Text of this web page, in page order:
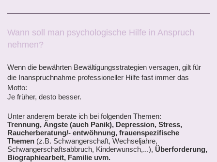
Wann soll man psychologische Hilfe in Anspruch
nehmen?
Wenn die bewährten Bewältigungsstrategien versagen, gilt für
die Inanspruchnahme professioneller Hilfe fast immer das
Motto:
Je früher, desto besser.
Unter anderem berate ich bei folgenden Themen:
Trennung, Ängste (auch Panik), Depression, Stress,
Raucherberatung/- entwöhnung, frauenspezifische
Themen (z.B. Schwangerschaft, Wechseljahre,
Schwangerschaftsabbruch, Kinderwunsch,...), Überforderung,
Biographiearbeit, Familie uvm.